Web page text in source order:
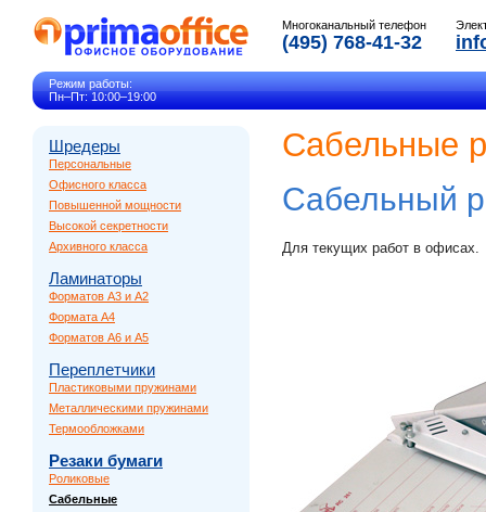
Многоканальный телефон
(495) 768-41-32
Режим работы:
Пн–Пт: 10:00–19:00
Шредеры
Персональные
Офисного класса
Повышенной мощности
Высокой секретности
Архивного класса
Ламинаторы
Форматов A3 и A2
Формата A4
Форматов A6 и A5
Переплетчики
Пластиковыми пружинами
Металлическими пружинами
Термообложками
Резаки бумаги
Роликовые
Сабельные
Сабельные
Сабельный
Для текущих работ в офисах.